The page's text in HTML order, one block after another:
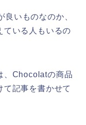
いものなのか、
ている人もいるの
、Chocolatの商品
記事を書かせて